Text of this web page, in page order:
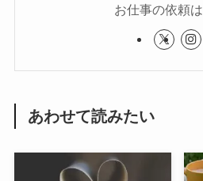
お仕事の依頼は
あわせて読みたい